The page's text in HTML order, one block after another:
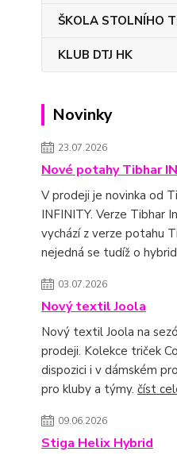
ŠKOLA STOLNÍHO
KLUB DTJ HK
Novinky
23.07.2026
Nové potahy Tibhar
V prodeji je novinka od
INFINITY. Verze Tibhar
vychází z verze potahu
nejedná se tudíž o
03.07.2026
Nový textil Joola
Nový textil Joola na
prodeji. Kolekce triček
dispozici i v dámském
pro kluby a týmy. číst
09.06.2026
Stiga Helix Hybrid